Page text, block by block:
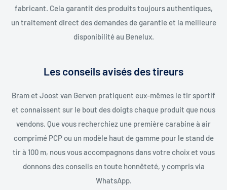
fabricant. Cela garantit des produits toujours authentiques,
un traitement direct des demandes de garantie et la meilleure
disponibilité au Benelux.
Les conseils avisés des tireurs
Bram et Joost van Gerven pratiquent eux-mêmes le tir sportif
et connaissent sur le bout des doigts chaque produit que nous
vendons. Que vous recherchiez une première carabine à air
comprimé PCP ou un modèle haut de gamme pour le stand de
tir à 100 m, nous vous accompagnons dans votre choix et vous
donnons des conseils en toute honnêteté, y compris via
WhatsApp.